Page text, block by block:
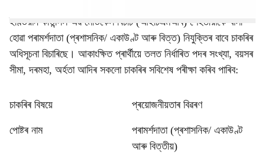
ইণ্ডিয়ান কাউন্সিল অৱ মেডিকেল ৰিচাৰ্চ (আইচিএমআৰ) শেহতীয়াকৈ খালী
হোৱা পৰামৰ্শদাতা (প্ৰশাসনিক/ একাউণ্ট আৰু বিত্ত) নিযুক্তিৰ বাবে চাকৰিৰ
অধিসূচনা বিচাৰিছে। আকাংক্ষিত প্ৰাৰ্থীয়ে তলত নিৰ্ধাৰিত পদৰ সংখ্যা, বয়সৰ
সীমা, দৰমহা, অৰ্হতা আদিৰ সকলো চাকৰিৰ সবিশেষ পৰীক্ষা কৰিব পাৰিব:
চাকৰিৰ বিষয়ে প্ৰয়োজনীয়তাৰ বিৱৰণ
পোষ্টৰ নাম
পৰামৰ্শদাতা (প্ৰশাসনিক/ একাউণ্ট
আৰু বিত্তীয়)